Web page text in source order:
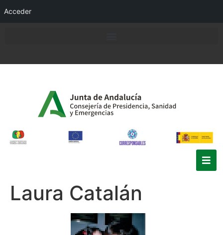
Acceder
Laura Catalán